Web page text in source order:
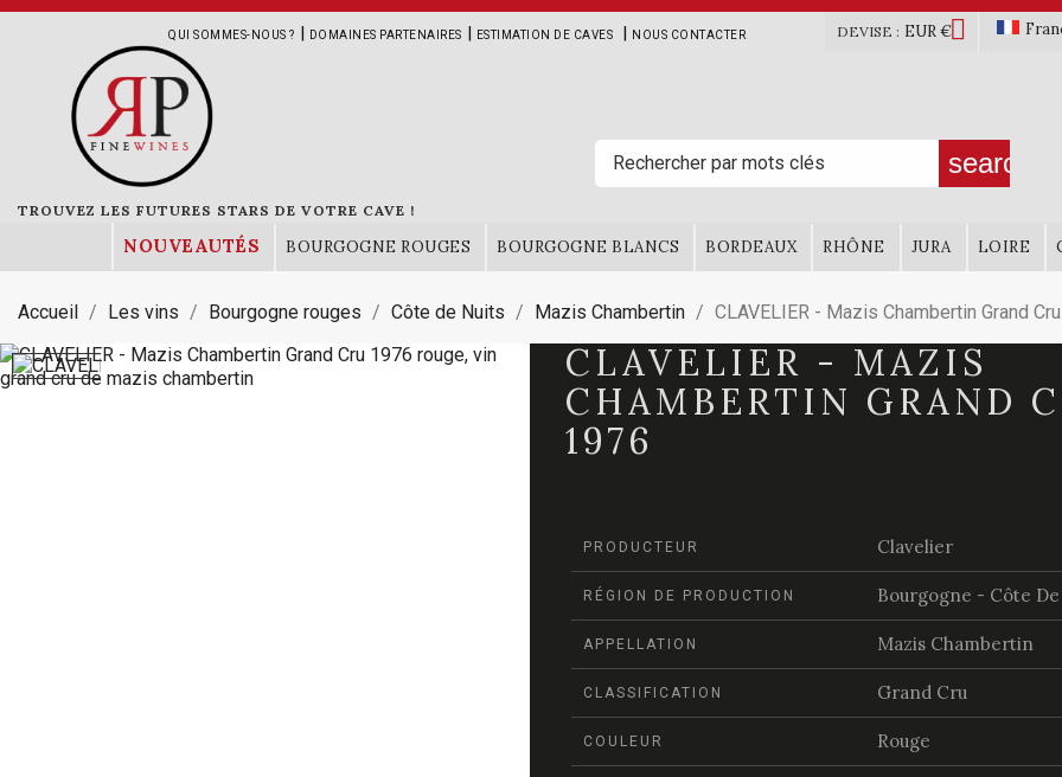
QUI SOMMES-NOUS ? | DOMAINES PARTENAIRES | ESTIMATION DE CAVES | NOUS CONTACTER DEVISE : EUR €
TROUVEZ LES FUTURES STARS DE VOTRE CAVE !
search
NOUVEAUTÉS BOURGOGNE ROUGES BOURGOGNE BLANCS BORDEAUX RHÔNE JURA LOIRE
Accueil Les vins Bourgogne rouges Côte de Nuits Mazis Chambertin CLAVELIER - Mazis Chambertin Grand
CLAVELIER - MAZIS
CHAMBERTIN GRAND
1976
PRODUCTEUR Clavelier
RÉGION DE PRODUCTION Bourgogne - Côte
APPELLATION Mazis Chambertin
CLASSIFICATION Grand Cru
COULEUR Rouge